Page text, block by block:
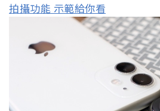
拍攝功能 示範給你看